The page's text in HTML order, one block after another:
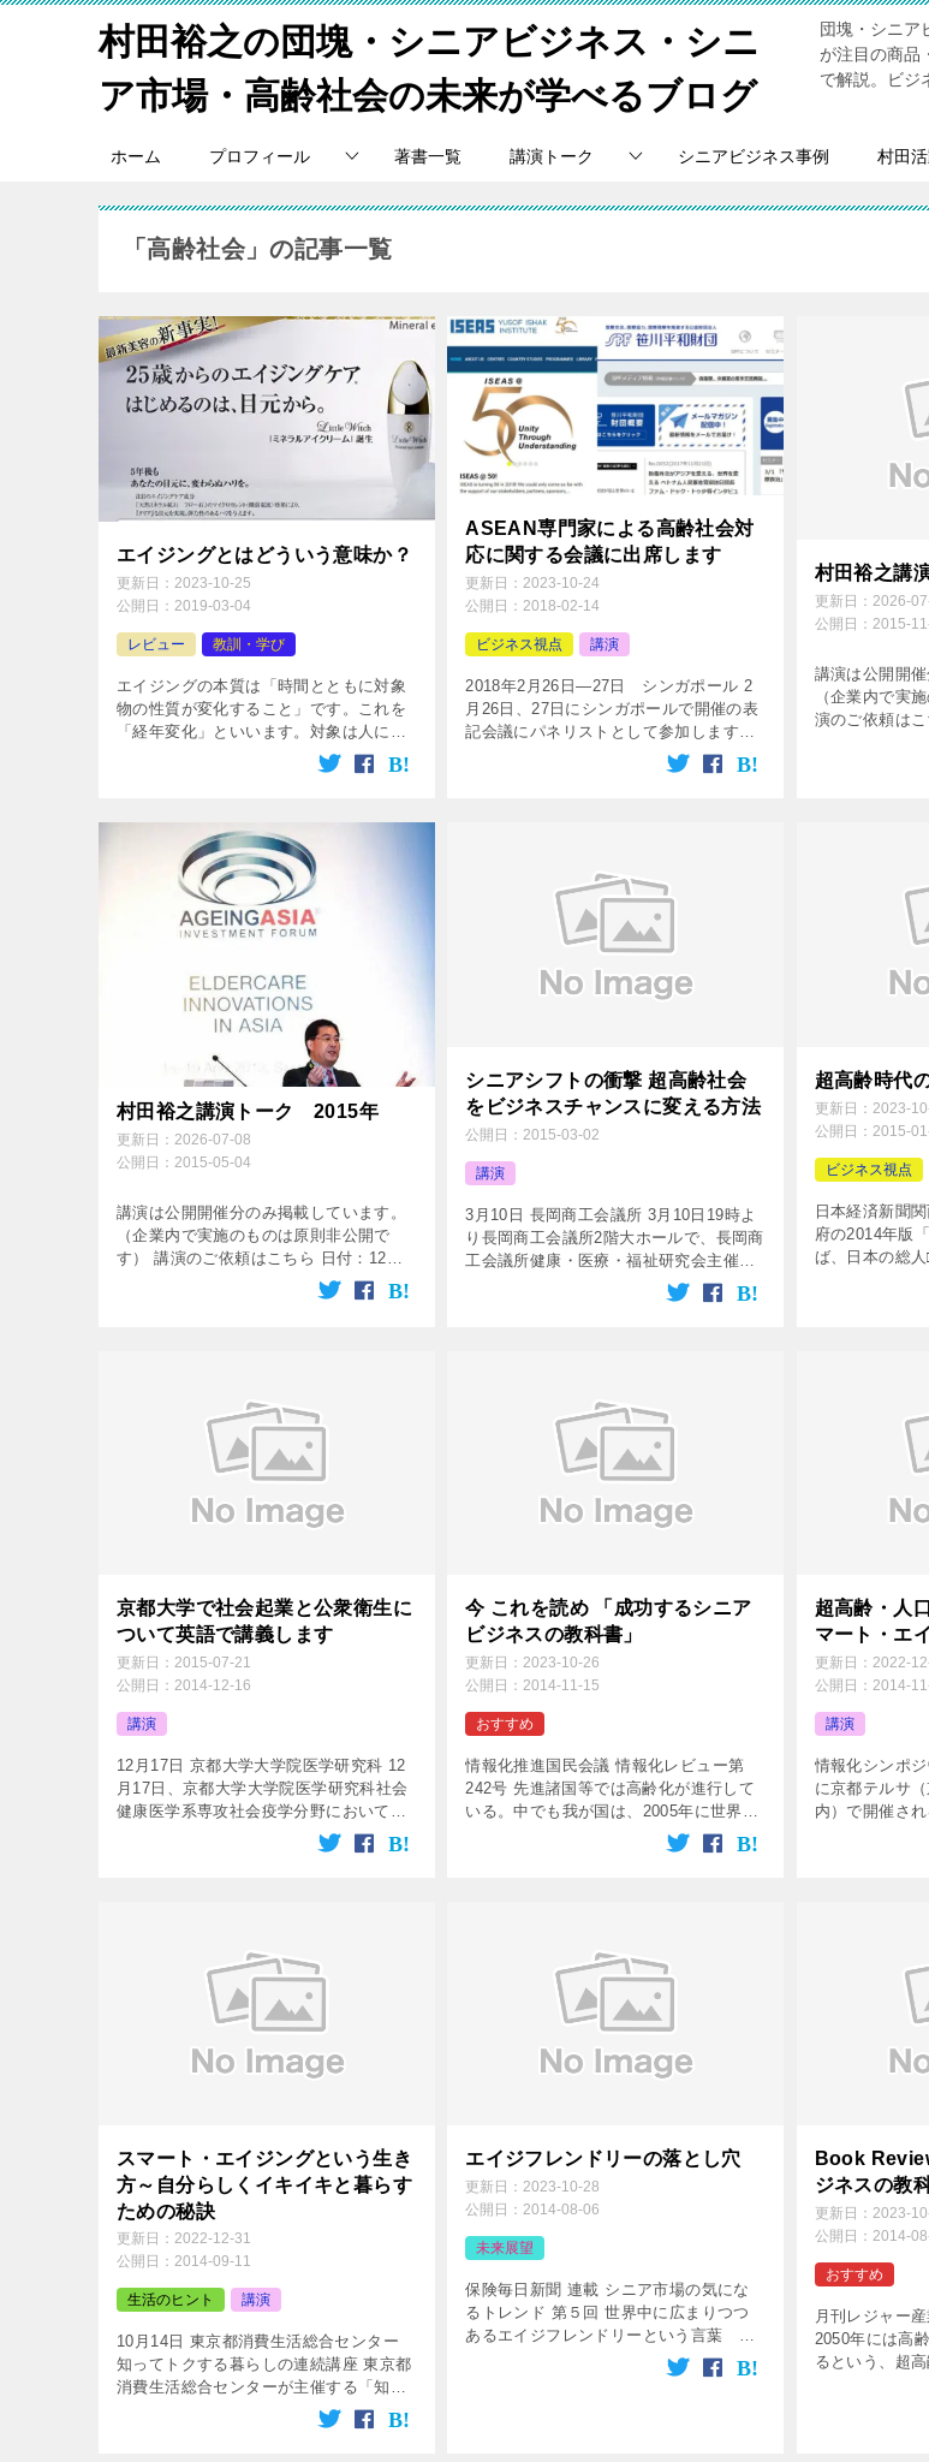
村田裕之の団塊・シニアビジネス・シニ
ア市場・高齢社会の未来が学べるブログ
団塊・シニア
が注目の商品
で解説。ビジ
ホーム プロフィール 著書一覧 講演トーク シニアビジネス事例 村田
「高齢社会」の記事一覧
エイジングとはどういう意味か？
更新日： 2023-10-25
公開日： 2019-03-04
レビュー 教訓・学び
エイジングの本質は「時間とともに対象
物の性質が変化すること」です。これを
「経年変化」といいます。対象は人に限
りません。建築物やプラントなどのモノ
も対象になります。エイジングの本質的
ん。このように「エイジング」とは高齢
者だけを対象とした言葉ではありませ
ASEAN専門家による高齢社会対
応に関する会議に出席します
更新日：2023-10-24
公開日：2018-02-14
ビジネス視点 講演
2018年2月26日―27日 シンガポール 2
月26日、27日にシンガポールで開催の表
記会議にパネリストとして参加します。
この会議はシンガポールの政府系シンク
タンク The Institute of Southeast […]
村田裕之講
更新日： 2026-
公開日： 2015-
講演は公開開催
（企業内で実
演のご依頼は
ント名：社会
村田裕之講演トーク 2015年
更新日： 2026-07-08
公開日： 2015-05-04
講演は公開開催分のみ掲載しています。
（企業内で実施のものは原則非公開で
す） 講演のご依頼はこちら 日付：12月
22日 イベント名：活力あふれるビンテー
ジ・ソサエティの実現に向けた取組に係
シニアシフトの衝撃 超高齢社会
をビジネスチャンスに変える方法
公開日： 2015-03-02
講演
3月10日 長岡商工会議所 3月10日19時よ
り長岡商工会議所2階大ホールで、長岡商
工会議所健康・医療・福祉研究会主催の
公開講演会で講演することになりまし
た。 この健康・医療・福祉研究会は昨
超高齢時代
更新日： 2023-
公開日： 2015-
ビジネス視点
日本経済新聞
府の2014年版
ば、日本の総
口の割合（高
え、25年には
京都大学で社会起業と公衆衛生に
ついて英語で講義します
更新日： 2015-07-21
公開日： 2014-12-16
講演
12月17日 京都大学大学院医学研究科 12
月17日、京都大学大学院医学研究科社会
健康医学系専攻社会疫学分野において、
The Smart Ageing Way: Japanese
今 これを読め 「成功するシニア
ビジネスの教科書」
更新日：2023-10-26
公開日：2014-11-15
おすすめ
情報化推進国民会議 情報化レビュー第
242号 先進諸国等では高齢化が進行して
いる。中でも我が国は、2005年に世界で
初めて超高齢社会（65歳以上が総人口の
20％以上）に突入して以来、現在では総
超高齢・人
マート・エ
更新日： 2022-
公開日： 2014-
講演
情報化シンポ
に京都テルサ
内）で開催さ
イン･京都」で
ました。 日
スマート・エイジングという生き
方～自分らしくイキイキと暮らす
ための秘訣
更新日： 2022-12-31
公開日： 2014-09-11
生活のヒント 講演
10月14日 東京都消費生活総合センター
知ってトクする暮らしの連続講座 東京都
消費生活総合センターが主催する「知っ
てトクする暮らしの連続講座～まだまだ
元気に、自分らしい生き方を探る～」で
エイジフレンドリーの落とし穴
更新日：2023-10-28
公開日：2014-08-06
未来展望
保険毎日新聞 連載 シニア市場の気にな
るトレンド 第５回 世界中に広まりつつ
あるエイジフレンドリーという言葉 近
年、エイジフレンドリーという言葉が日
本のみならず、多くの国で目につく。エ
Book
ジネスの教
更新日： 2023-
公開日： 2014-
おすすめ
月刊レジャー
2050年には高
るという、超
されるなか、
注目を集めて